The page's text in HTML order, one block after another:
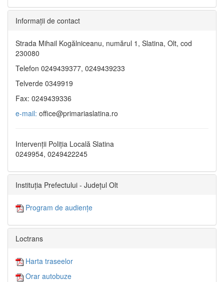
Informaţii de contact
Strada Mihail Kogălniceanu, numărul 1, Slatina, Olt, cod
230080
Telefon 0249439377, 0249439233
Telverde 0349919
Fax: 0249439336
e-mail: office@primariaslatina.ro
Intervenții Poliția Locală Slatina
0249954, 0249422245
Instituția Prefectului - Județul Olt
Program de audiențe
Loctrans
Harta traseelor
Orar autobuze